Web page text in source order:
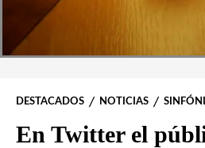
DESTACADOS NOTICIAS
En Twitter el